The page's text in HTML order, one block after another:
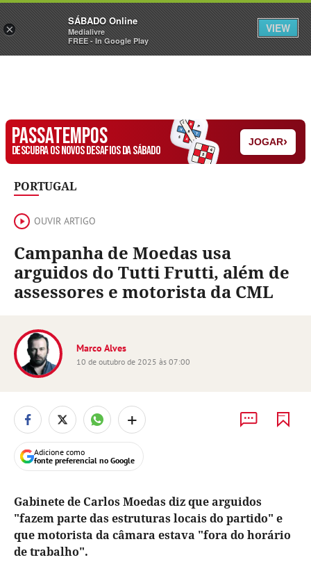
Sábado Assine Iniciar Sessão
PASSATEMPOS
DESCUBRA OS NOVOS DESAFIOS DA SÁBADO
JOGAR›
PORTUGAL
OUVIR ARTIGO
Campanha de Moedas usa
arguidos do Tutti Frutti, além de
assessores e motorista da CML
Marco Alves
10 de outubro de 2025 às 07:00
+
Adicione como
fonte preferencial no Google
Gabinete de Carlos Moedas diz que arguidos
"fazem parte das estruturas locais do partido" e
que motorista da câmara estava "fora do horário
de trabalho".
×
SÁBADO Online
Medialivre
FREE - In Google Play
VIEW